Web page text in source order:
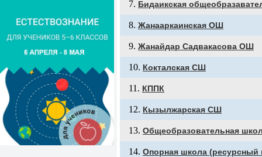
Бидаикская
Жанааркаинская ОШ
Жанайдар Садвакасова ОШ
Кокталская СШ
КППК
Кызылжарская СШ
Общеобразовательная
Опорная школа (ресурсный